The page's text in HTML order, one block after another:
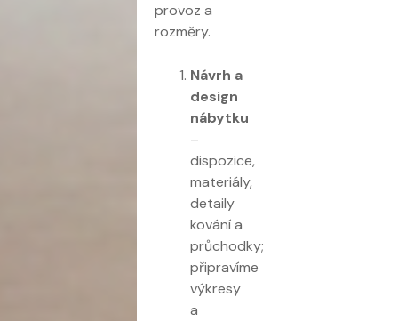
provoz a
rozměry.
Návrh a
design
nábytku
–
dispozice,
materiály,
detaily
kování a
průchodky;
připravíme
výkresy
a